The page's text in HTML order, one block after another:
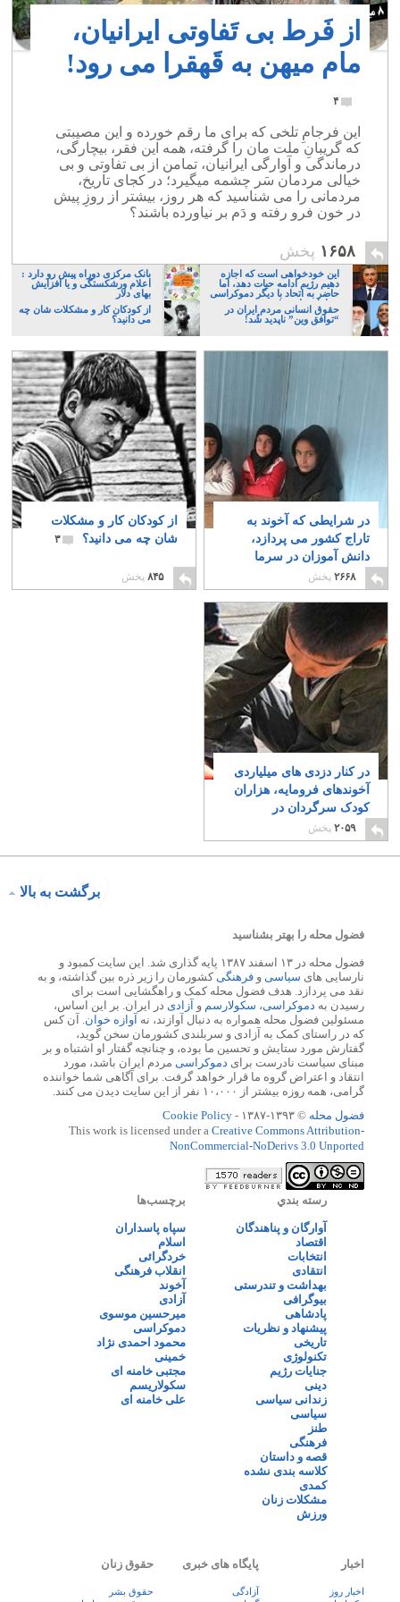
از فَرط بی تَفاوتی ایرانیان،
مام میهن به قَهقرا می رود!
۴
این فرجامِ تلخی که برای ما رقم خورده و این مصیبتی
که گریبانِ ملت مان را گرفته، همه این فقر، بیچارگی،
درماندگی و آوارگی ایرانیان، تمامن از بی تفاوتی و بی
خیالی مردمان سَر چشمه میگیرد؛ در کجای تاریخ،
مردمانی را می شناسید که هر روز، بیشتر از روزِ پیش
در خون فرو رفته و دَم بر نیاورده باشند؟
۱۶۵۸ پخش
این خودخواهی است که اجازه
دهیم رژیم ادامه حیات دهد، اما
حاضر به اتحاد با دیگر دموکراسی
خواهان نباشیم!
بانک مرکزی دوراه پیش رو دارد :
اعلام ورشکستگی و یا افزایش
بهای دلار
حقوق انسانی مردم ایران در
“توافق وین” ناپدید شُد!
از کودکان کار و مشکلات شان چه
می دانید؟
در شرایطی که آخوند به
تاراج کشور می پردازد،
دانش آموزان در سرما
روی زمین می لرزند
۲۶۶۸ پخش
از کودکان کار و مشکلات
شان چه می دانید؟
۳
۸۴۵ پخش
در کنار دزدی های میلیاردی
آخوندهای فرومایه، هزاران
کودک سرگردان در
جستجوی درآمدی ناچیزند
۶
۲۰۵۹ پخش
برگشت به بالا
فضول محله را بهتر بشناسید
فضول محله در ۱۳ اسفند ۱۳۸۷ پایه گذاری شد. این سایت کمبود و
نارسایی های سیاسی و فرهنگیکشورمان را زیر ذره بین گذاشته، و به
نقد می پردازد. هدف فضول محله کمک و راهگشایی است برای
رسیدن به دموکراسی، سکولارسم و آزادی در ایران. بر این اساس،
مسئولین فضول محله همواره به دنبال آوازند، نه آوازه خوان. آن کس
که در راستای کمک به آزادی و سربلندی کشورمان سخن گوید،
گفتارش مورد ستایش و تحسین ما بوده، و چنانچه گفتار او اشتباه و بر
مبنای سیاست نادرست برای دموکراسی مردم ایران باشد، مورد
انتقاد و اعتراض گروه ما قرار خواهد گرفت. برای آگاهی شما خواننده
گرامی، همه روزه بیشتر از ۱۰،۰۰۰ نفر از این سایت دیدن می کنند.
فضول محله © ۱۳۹۳-۱۳۸۷ -
Cookie Policy
This work is licensed under a Creative Commons Attribution-
NonCommercial-NoDerivs 3.0 Unported
رسته بندي
آوارگان و پناهندگان
اقتصاد
انتخابات
انتقادی
بهداشت و تندرستی
بیوگرافی
پادشاهی
پیشنهاد و نظریات
تاریخی
تکنولوژی
جنایات رژیم
دینی
زندانی سیاسی
سیاسی
طنز
فرهنگی
قصه و داستان
کلاسه بندی نشده
کمدی
مشکلات زنان
ورزش
برچسب‌ها
سپاه پاسداران
اسلام
خردگرائی
انقلاب فرهنگی
آخوند
آزادی
میرحسین موسوی
دموکراسی
محمود احمدی نژاد
خمینی
مجتبی خامنه ای
سکولاریسم
علی خامنه ای
اخبار
اخبار روز
پایگاه های خبری
آزادگی
حقوق زنان
حقوق بشر